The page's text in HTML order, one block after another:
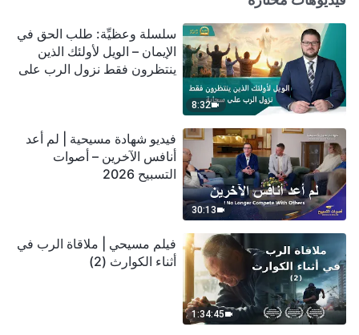
8:32
سلسلة وعظيِّة: طلب الحق في
الإيمان – الويل لأولئك الذين
ينتظرون فقط نزول الرب على
30:13
فيديو شهادة مسيحية | لم أعد
أنافس الآخرين – أصوات
التسبيح 2026
1:34:45
فيلم مسيحي | ملاقاة الرب في
أثناء الكوارث (2)